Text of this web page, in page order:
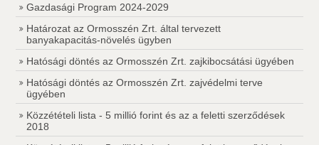
Gazdasági Program 2024-2029
Határozat az Ormosszén Zrt. által tervezett
banyakapacitás-növelés ügyben
Hatósági döntés az Ormosszén Zrt. zajkibocsátási ügyében
Hatósági döntés az Ormosszén Zrt. zajvédelmi terve
ügyében
Közzétételi lista - 5 millió forint és az a feletti szerződések
2018